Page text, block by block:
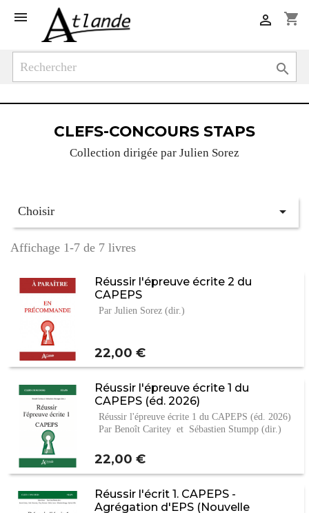
 shopping_cart


CLEFS-CONCOURS STAPS
Collection dirigée par Julien Sorez
Choisir 
Affichage 1-7 de 7 livres
Réussir l'épreuve écrite 2 du
CAPEPS
Par Julien Sorez (dir.)
Prix
22,00 €
Réussir l'épreuve écrite 1 du
CAPEPS (éd. 2026)
Réussir l'épreuve écrite 1 du CAPEPS (éd. 2026)
Par Benoît Caritey et Sébastien Stumpp (dir.)
Prix
22,00 €
Réussir l'écrit 1. CAPEPS -
Agrégation d'EPS (Nouvelle